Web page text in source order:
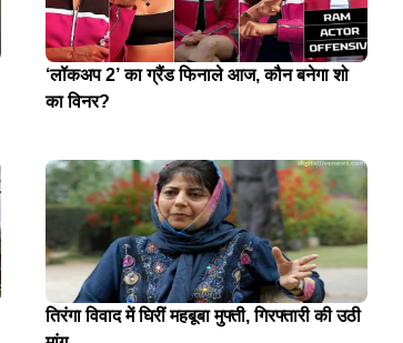
‘लॉकअप 2’ का ग्रैंड फिनाले आज, कौन बनेगा शो
का विनर?
तिरंगा विवाद में घिरीं महबूबा मुफ्ती, गिरफ्तारी की उठी